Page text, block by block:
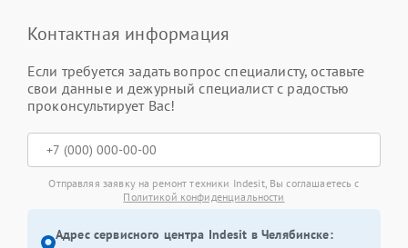
Контактная информация
Если требуется задать вопрос специалисту, оставьте
свои данные и дежурный специалист с радостью
проконсультирует Вас!
Отправляя заявку на ремонт техники Indesit, Вы соглашаетесь с
Политикой конфиденциальности
Адрес сервисного центра Indesit в Челябинске: